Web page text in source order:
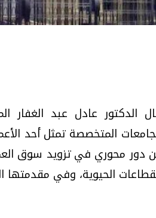
الدكتور عادل عبد الغفار
المتخصصة تمثل أحد
دور محوري في تزويد سوق
الحيوية، وفي مقدمتها
تحقيقات وحوارات